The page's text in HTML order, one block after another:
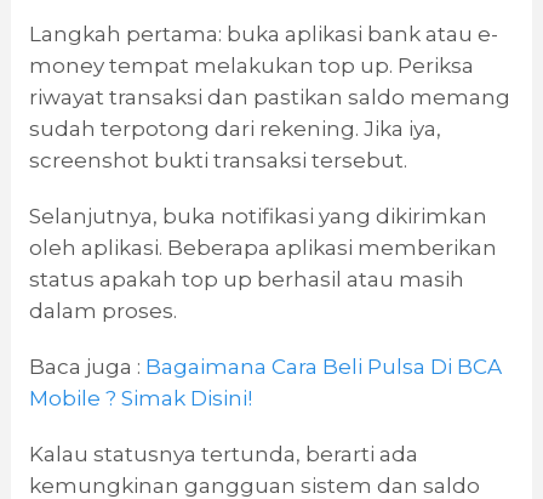
Langkah pertama: buka aplikasi bank atau e-
money tempat melakukan top up. Periksa
riwayat transaksi dan pastikan saldo memang
sudah terpotong dari rekening. Jika iya,
screenshot bukti transaksi tersebut.
Selanjutnya, buka notifikasi yang dikirimkan
oleh aplikasi. Beberapa aplikasi memberikan
status apakah top up berhasil atau masih
dalam proses.
Baca juga : Bagaimana Cara Beli Pulsa Di BCA
Mobile ? Simak Disini!
Kalau statusnya tertunda, berarti ada
kemungkinan gangguan sistem dan saldo